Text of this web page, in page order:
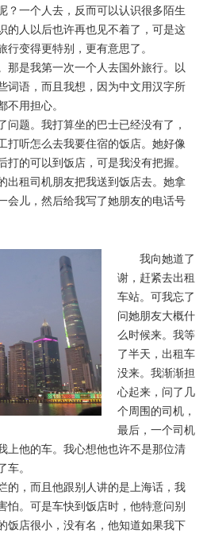
？一个人去，反而可以认识很多陌生
的人以后也许再也见不着了，可是这
变得更特别，更有意思了。
是我第一次一个人去国外旅行。以
词语，而且我想，因为中文用汉字所
不用担心。
题。我打算坐的巴士已经没有了，
打听怎么去我要住宿的饭店。她好像
的可以到饭店，可是我没有把握。
出租司机朋友把我送到饭店去。她拿
会儿，然后给我写了她朋友的电话号
我向她道了
谢，赶紧去出租
车站。可我忘了
问她朋友大概什
么时候来。我等
了半天，出租车
没来。我渐渐担
心起来，问了几
个周围的司机，
最后，一个司机
上他的车。我心想他也许不是那位清
车。
，而且他跟别人讲的是上海话，我
怕。可是车快到饭店时，他特意问别
饭店很小，没有名，他知道如果我下